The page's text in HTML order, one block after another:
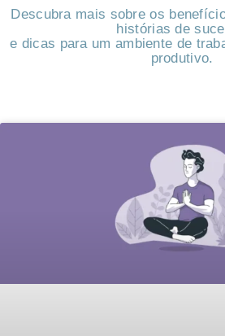
Descubra mais sobre os
histórias de
e dicas para um ambiente de
produtivo.